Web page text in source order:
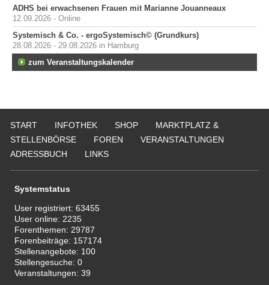
ADHS bei erwachsenen Frauen mit Marianne Jouanneaux
12.09.2026 - Online
Systemisch & Co. - ergoSystemisch© (Grundkurs)
28.08.2026 - 29.08.2026 in Hamburg
zum Veranstaltungskalender
START INFOTHEK SHOP
MARKTPLATZ &
STELLENBÖRSE
FOREN
VERANSTALTUNGEN
ADRESSBUCH
LINKS
Systemstatus
User registriert:63455
User online: 2235
Forenthemen: 29787
Forenbeiträge: 157174
Stellenangebote: 100
Stellengesuche:0
Veranstaltungen:39